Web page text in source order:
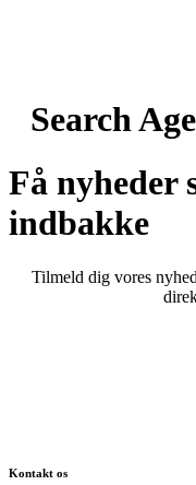
Search
Få nyheder
indbakke
Tilmeld dig vores
Kontakt os